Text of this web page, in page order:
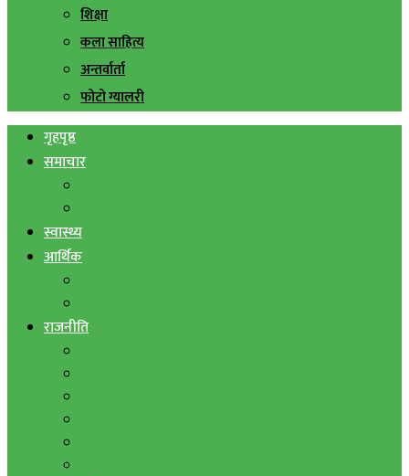
शिक्षा
कला साहित्य
अन्तर्वार्ता
फोटो ग्यालरी
गृहपृष्ठ
समाचार
स्वास्थ्य
आर्थिक
राजनीति